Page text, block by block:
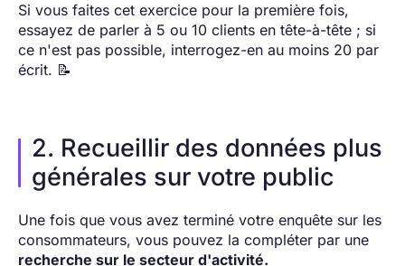
Si vous faites cet exercice pour la première fois,
essayez de parler à 5 ou 10 clients en tête-à-tête ; si
ce n'est pas possible, interrogez-en au moins 20 par
écrit. 📝
2. Recueillir des données plus
générales sur votre public
Une fois que vous avez terminé votre enquête sur les
consommateurs, vous pouvez la compléter par une
recherche sur le secteur d'activité.